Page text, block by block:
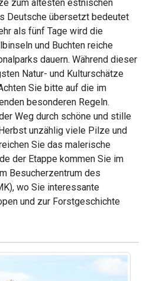
zum ältesten estnischen
Deutsche übersetzt bedeutet
als fünf Tage wird die
und Buchten reiche
dauern. Während dieser
Natur- und Kulturschätze
Sie bitte auf die im
besonderen Regeln.
Weg durch schöne und stille
unzählig viele Pilze und
Sie das malerische
der Etappe kommen Sie im
Besucherzentrum des
wo Sie interessante
und zur Forstgeschichte